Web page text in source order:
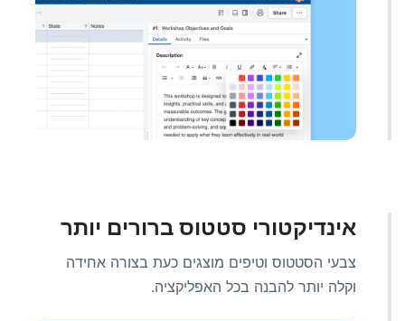
אינדיקטורי סטטוס ברורים יותר
צבעי הסטטוס וטיפים מוצגים כעת בצורה אחידה
וקלה יותר להבנה בכל האפליקציה.